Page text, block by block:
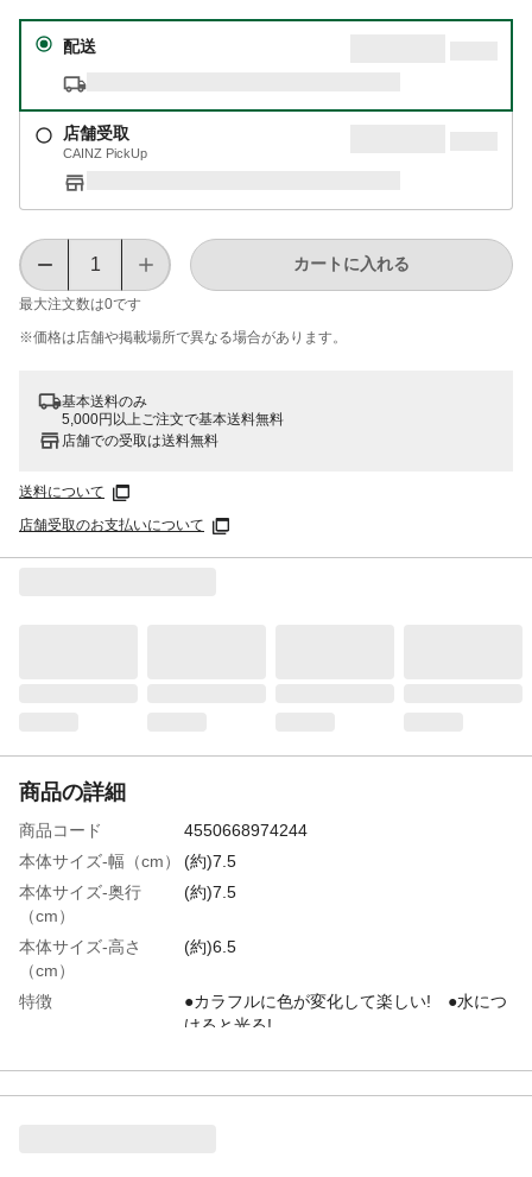
配送
店舗受取
CAINZ PickUp
最大注文数は0です
カートに入れる
※価格は​店舗や​掲載場所で​異なる​場合が​あります。
基本送料のみ
5,000円以上ご注文で基本送料無料
店舗での受取は送料無料
送料について
店舗受取のお支払いについて
商品の詳細
商品コード
4550668974244
本体サイズ-幅（cm）
(約)7.5
本体サイズ-奥行
（cm）
(約)7.5
本体サイズ-高さ
（cm）
(約)6.5
特徴
●カラフルに色が変化して楽しい! ●水につ
けると光る!